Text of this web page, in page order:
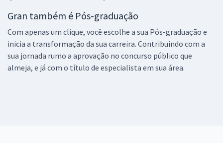
Gran também é Pós-graduação
Com apenas um clique, você escolhe a sua Pós-graduação e
inicia a transformação da sua carreira. Contribuindo com a
sua jornada rumo a aprovação no concurso público que
almeja, e já com o título de especialista em sua área.